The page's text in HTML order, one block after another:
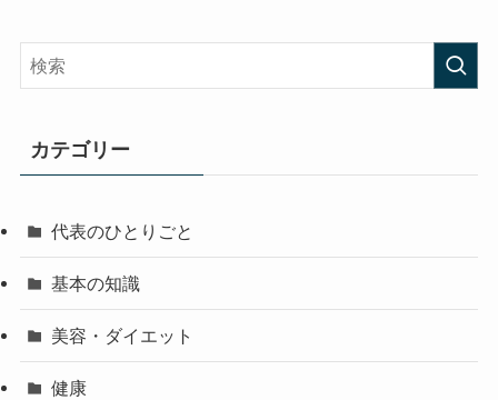
カテゴリー
代表のひとりごと
基本の知識
美容・ダイエット
健康